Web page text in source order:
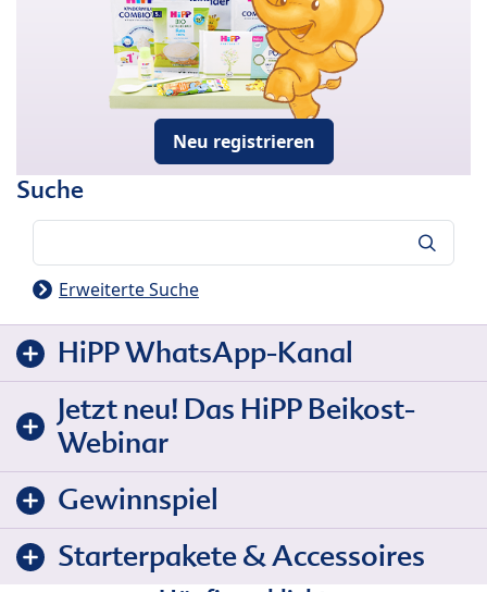
Neu registrieren
Suche
Erweiterte Suche
HiPP WhatsApp-Kanal
Jetzt neu! Das HiPP Beikost-
Webinar
Gewinnspiel
Starterpakete & Accessoires